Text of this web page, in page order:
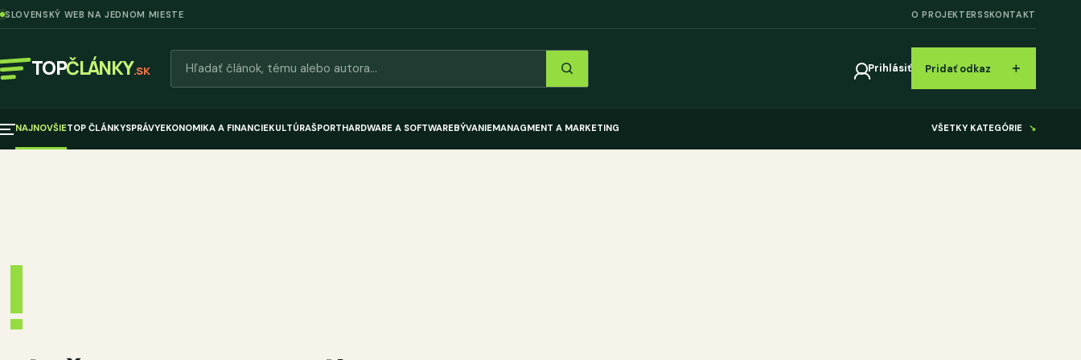
SLOVENSKÝ WEB NA JEDNOM MIESTE O PROJEKTERSSKONTAKT
TOPČLÁNKY.SK Prihlásiť Pridať odkaz ＋
NAJNOVŠIETOP ČLÁNKYSPRÁVYEKONOMIKA A FINANCIEKULTÚRAŠPORTHARDWARE A SOFTWAREBÝVANIEMANAGMENT A MARKETING VŠETKY KATEGÓRIE ↘
!